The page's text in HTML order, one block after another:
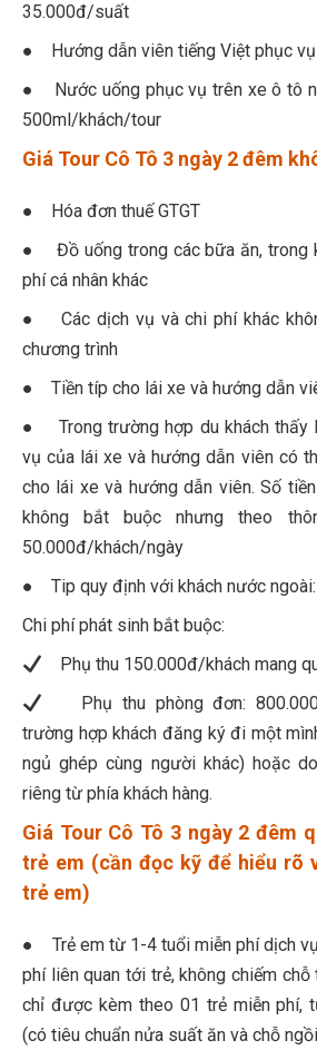
35.000đ/suất
● Hướng dẫn viên tiếng Việt phục
● Nước uống phục vụ trên xe ô tô
500ml/khách/tour
Giá Tour Cô Tô 3 ngày 2 đêm
● Hóa đơn thuế GTGT
● Đồ uống trong các bữa ăn, trong
phí cá nhân khác
● Các dịch vụ và chi phí khác
chương trình
● Tiền típ cho lái xe và hướng dẫn
● Trong trường hợp du khách thấy
vụ của lái xe và hướng dẫn viên có
cho lái xe và hướng dẫn viên. Số
không bắt buộc nhưng theo
50.000đ/khách/ngày
● Tip quy định với khách nước
Chi phí phát sinh bắt buộc:
Phụ thu 150.000đ/khách mang
Phụ thu phòng đơn:
trường hợp khách đăng ký đi một
ngủ ghép cùng người khác) hoặc
riêng từ phía khách hàng.
Giá Tour Cô Tô 3 ngày 2 đêm
trẻ em (cần đọc kỹ để hiểu rõ
trẻ em)
● Trẻ em từ 1-4 tuổi miễn phí dịch
phí liên quan tới trẻ, không chiếm
chỉ được kèm theo 01 trẻ miễn phí,
(có tiêu chuẩn nửa suất ăn và chỗ